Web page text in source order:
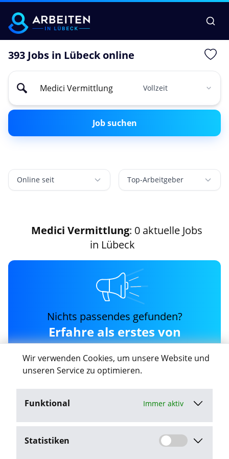
Wir verwenden Cookies, um unsere Website und
unseren Service zu optimieren.
Funktional Immer aktiv
Statistiken
393 Jobs in Lübeck online
Job suchen
Online seit Top-Arbeitgeber
Medici Vermittlung: 0 aktuelle Jobs
in Lübeck
Nichts passendes gefunden?
Erfahre als erstes von
neuen medici-vermittlung
Jobs in Lübeck